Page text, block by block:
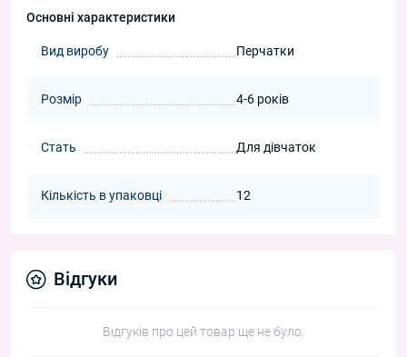
Основні характеристики
Вид виробу Перчатки
Розмір 4-6 років
Стать Для дівчаток
Кількість в упаковці 12
Відгуки
Відгуків про цей товар ще не було.